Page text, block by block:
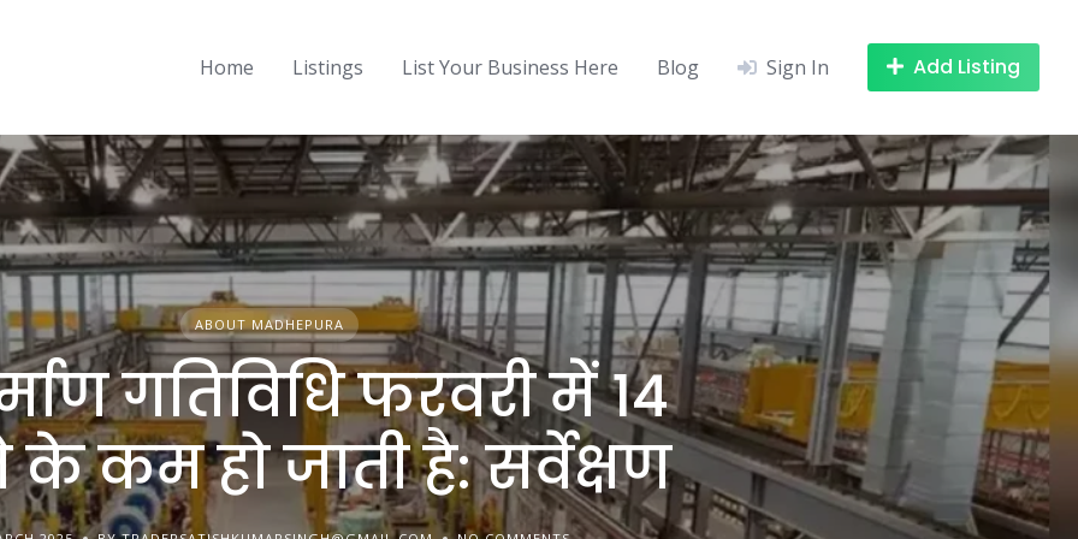
Home Listings List Your Business Here Blog Sign In Add Listing
ABOUT MADHEPURA
गतिविधि फरवरी में 14
के कम हो जाती है: सर्वेक्षण